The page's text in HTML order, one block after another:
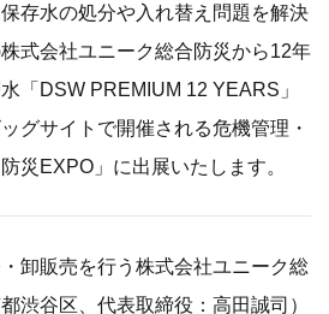
存水の処分や入れ替え問題を解決
式会社ユニーク総合防災から12年
「DSW PREMIUM 12 YEARS」
グサイトで開催される危機管理・
災EXPO」に出展いたします。
卸販売を行う株式会社ユニーク総
渋谷区、代表取締役：高田誠司）